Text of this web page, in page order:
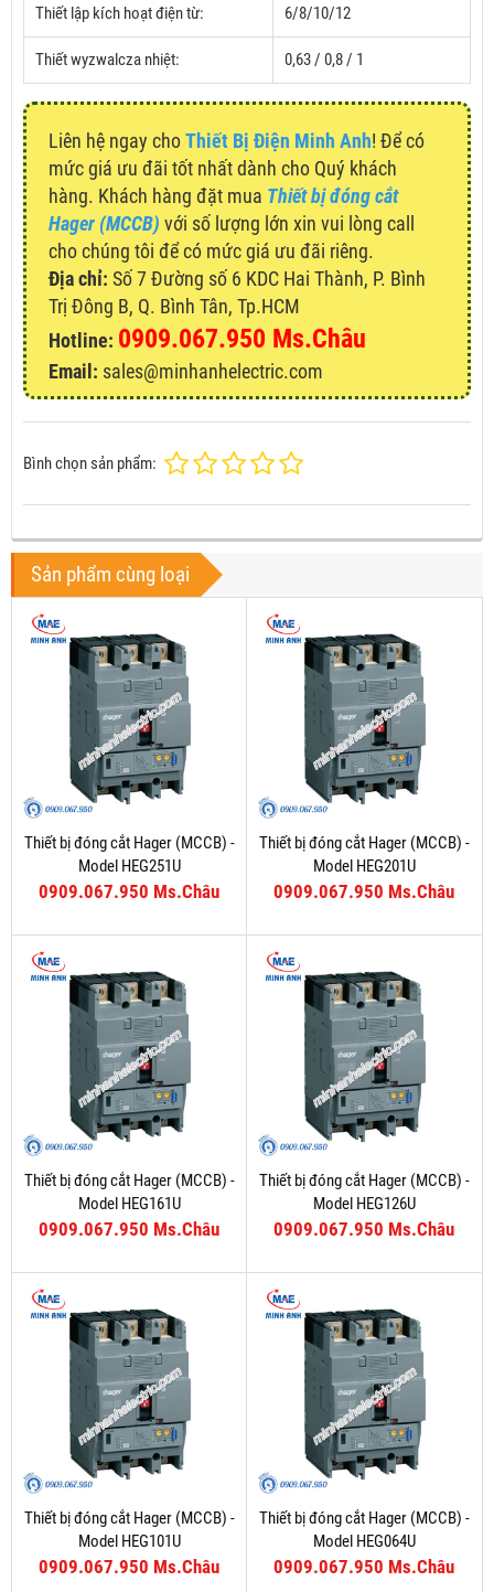
Thiết lập kích hoạt điện từ: 6/8/10/12
Thiết wyzwalcza nhiệt: 0,63 / 0,8 / 1
Liên hệ ngay choThiết Bị Điện Minh Anh! Để có
mức giá ưu đãi tốt nhất dành cho Quý khách
hàng. Khách hàng đặt mua Thiết bị đóng cắt
Hager (MCCB) với số lượng lớn xin vui lòng call
cho chúng tôi để có mức giá ưu đãi riêng.
Địa chỉ: Số 7 Đường số 6 KDC Hai Thành, P. Bình
Trị Đông B, Q. Bình Tân, Tp.HCM
Hotline: 0909.067.950 Ms.Châu
Email: sales@minhanhelectric.com
Bình chọn sản phẩm:
Sản phẩm cùng loại
Thiết bị đóng cắt Hager (MCCB) -
Model HEG251U
0909.067.950 Ms.Châu
Thiết bị đóng cắt Hager (MCCB) -
Model HEG201U
0909.067.950 Ms.Châu
Thiết bị đóng cắt Hager (MCCB) -
Model HEG161U
0909.067.950 Ms.Châu
Thiết bị đóng cắt Hager (MCCB) -
Model HEG126U
0909.067.950 Ms.Châu
Thiết bị đóng cắt Hager (MCCB) -
Model HEG101U
0909.067.950 Ms.Châu
Thiết bị đóng cắt Hager (MCCB) -
Model HEG064U
0909.067.950 Ms.Châu